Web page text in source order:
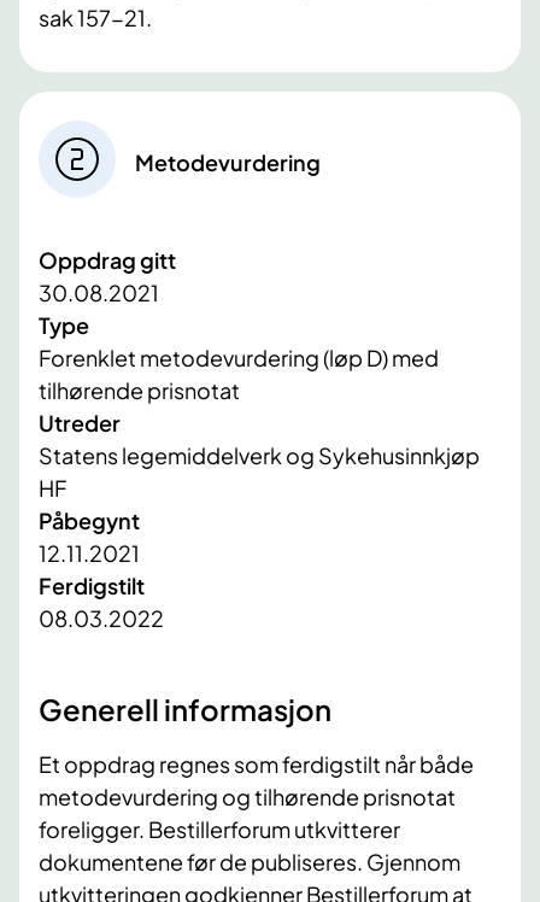
sak 157-21.
Metodevurdering
Oppdrag gitt
30.08.2021
Type
Forenklet metodevurdering (løp D) med
tilhørende prisnotat
Utreder
Statens legemiddelverk og Sykehusinnkjøp
HF
Påbegynt
12.11.2021
Ferdigstilt
08.03.2022
Generell informasjon
Et oppdrag regnes som ferdigstilt når både
metodevurdering og tilhørende prisnotat
foreligger. Bestillerforum utkvitterer
dokumentene før de publiseres. Gjennom
utkvitteringen godkjenner Bestillerforum at